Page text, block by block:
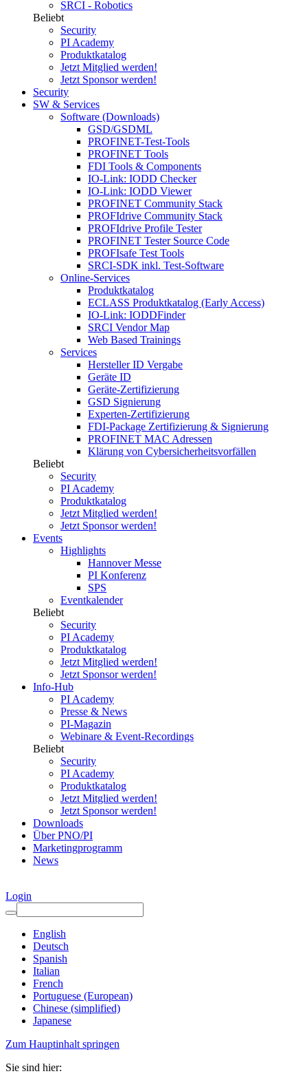
SRCI - Robotics
Beliebt
Security
PI Academy
Produktkatalog
Jetzt Mitglied werden!
Jetzt Sponsor werden!
Security
SW & Services
Software (Downloads)
GSD/GSDML
PROFINET-Test-Tools
PROFINET Tools
FDI Tools & Components
IO-Link: IODD Checker
IO-Link: IODD Viewer
PROFINET Community Stack
PROFIdrive Community Stack
PROFIdrive Profile Tester
PROFINET Tester Source Code
PROFIsafe Test Tools
SRCI-SDK inkl. Test-Software
Online-Services
Produktkatalog
ECLASS Produktkatalog (Early Access)
IO-Link: IODDFinder
SRCI Vendor Map
Web Based Trainings
Services
Hersteller ID Vergabe
Geräte ID
Geräte-Zertifizierung
GSD Signierung
Experten-Zertifizierung
FDI-Package Zertifizierung & Signierung
PROFINET MAC Adressen
Klärung von Cybersicherheitsvorfällen
Beliebt
Security
PI Academy
Produktkatalog
Jetzt Mitglied werden!
Jetzt Sponsor werden!
Events
Highlights
Hannover Messe
PI Konferenz
SPS
Eventkalender
Beliebt
Security
PI Academy
Produktkatalog
Jetzt Mitglied werden!
Jetzt Sponsor werden!
Info-Hub
PI Academy
Presse & News
PI-Magazin
Webinare & Event-Recordings
Beliebt
Security
PI Academy
Produktkatalog
Jetzt Mitglied werden!
Jetzt Sponsor werden!
Downloads
Über PNO/PI
Marketingprogramm
News
Login
English
Deutsch
Spanish
Italian
French
Portuguese (European)
Chinese (simplified)
Japanese
Zum Hauptinhalt springen
Sie sind hier: